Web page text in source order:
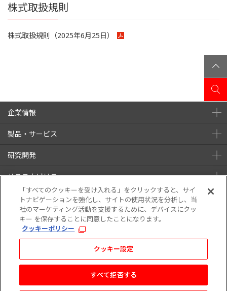
株式取扱規則
株式取扱規則（2025年6月25日）
企業情報
製品・サービス
研究開発
サステナビリティ
株主・投資家情報
ニュース 採用情報
プライバシーポリシー
ウェブアクセシビリティ
ソーシャルメディアポリシー
「すべてのクッキーを受け入れる」をクリックすると、サイ
トナビゲーションを強化し、サイトの使用状況を分析し、当
社のマーケティング活動を支援するために、デバイスにクッ
キー を保存することに同意したことになります。
クッキーポリシー
クッキー設定
すべて拒否する